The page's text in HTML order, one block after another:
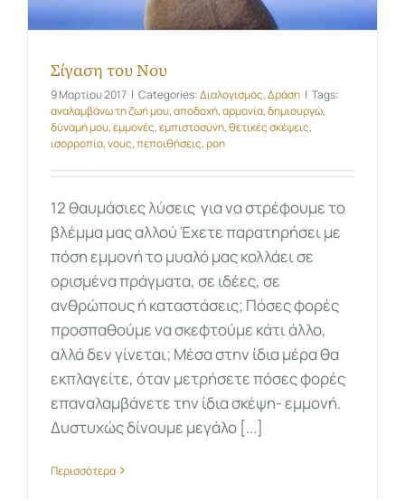
Σίγαση του Νου
9 Μαρτίου 2017 | Categories:Διαλογισμός,Δράση | Tags:
αναλαμβάνω τη ζωή μου,αποδοχή,αρμονία,δημιουργώ,
δύναμή μου,εμμονές,εμπιστοσύνη,θετικές σκέψεις,
ισορροπία,νους,πεποιθήσεις,ροη
12 θαυμάσιες λύσεις για να στρέφουμε το
βλέμμα μας αλλού Έχετε παρατηρήσει με
πόση εμμονή το μυαλό μας κολλάει σε
ορισμένα πράγματα, σε ιδέες, σε
ανθρώπους ή καταστάσεις; Πόσες φορές
προσπαθούμε να σκεφτούμε κάτι άλλο,
αλλά δεν γίνεται; Μέσα στην ίδια μέρα θα
εκπλαγείτε, όταν μετρήσετε πόσες φορές
επαναλαμβάνετε την ίδια σκέψη- εμμονή.
Δυστυχώς δίνουμε μεγάλο [...]
Περισσότερα